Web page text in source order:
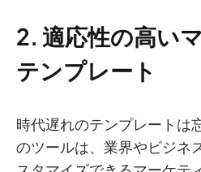
2. 適応性の高い
テンプレート
時代遅れのテンプレートは
のツールは、業界やビジネ